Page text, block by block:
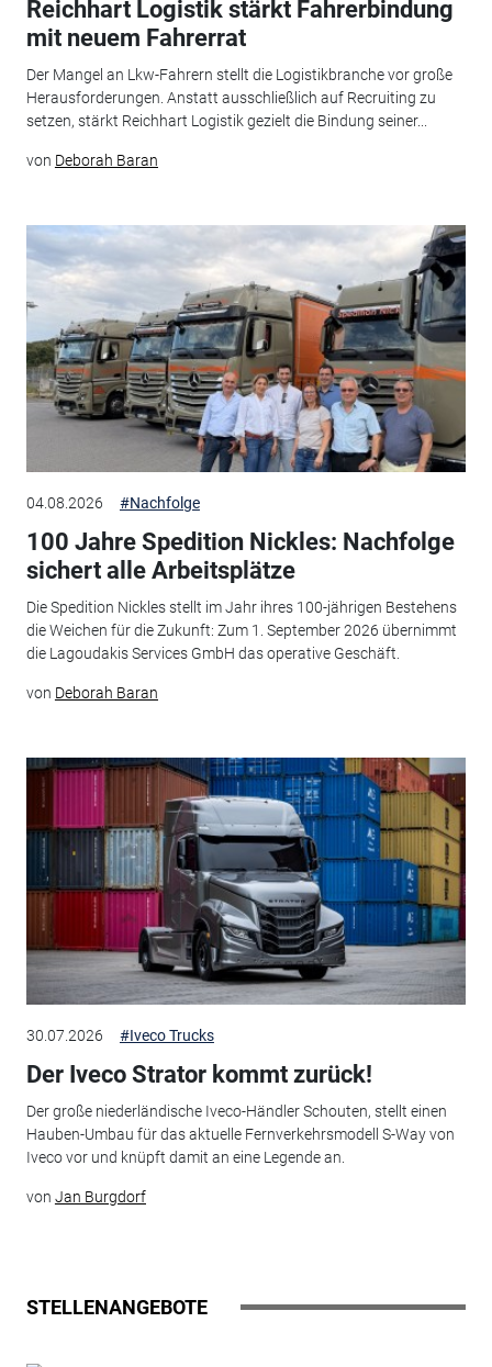
Reichhart Logistik stärkt Fahrerbindung
mit neuem Fahrerrat
Der Mangel an Lkw-Fahrern stellt die Logistikbranche vor große
Herausforderungen. Anstatt ausschließlich auf Recruiting zu
setzen, stärkt Reichhart Logistik gezielt die Bindung seiner...
von Deborah Baran
04.08.2026 #Nachfolge
100 Jahre Spedition Nickles: Nachfolge
sichert alle Arbeitsplätze
Die Spedition Nickles stellt im Jahr ihres 100-jährigen Bestehens
die Weichen für die Zukunft: Zum 1. September 2026 übernimmt
die Lagoudakis Services GmbH das operative Geschäft.
von Deborah Baran
30.07.2026 #Iveco Trucks
Der Iveco Strator kommt zurück!
Der große niederländische Iveco-Händler Schouten, stellt einen
Hauben-Umbau für das aktuelle Fernverkehrsmodell S-Way von
Iveco vor und knüpft damit an eine Legende an.
von Jan Burgdorf
STELLENANGEBOTE